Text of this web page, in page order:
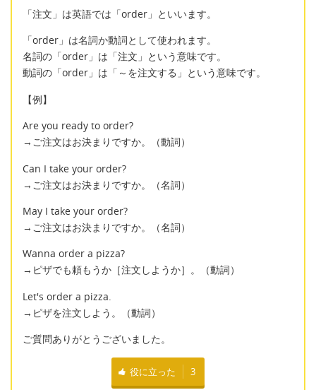
「注文」は英語では「order」といいます。
「order」は名詞か動詞として使われます。
名詞の「order」は「注文」という意味です。
動詞の「order」は「～を注文する」という意味です。
【例】
Are you ready to order?
→ご注文はお決まりですか。（動詞）
Can I take your order?
→ご注文はお決まりですか。（名詞）
May I take your order?
→ご注文はお決まりですか。（名詞）
Wanna order a pizza?
→ピザでも頼もうか［注文しようか］。（動詞）
Let's order a pizza.
→ピザを注文しよう。（動詞）
ご質問ありがとうございました。
役に立った 3